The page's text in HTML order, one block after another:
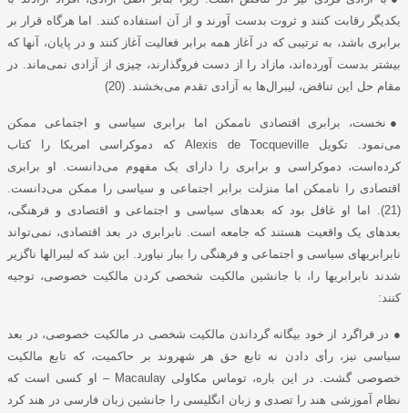
یکدیگر رقابت کنند و ثروت بدست آورند و از آن استفاده کنند. اما هرگاه قرار بر
برابری باشد، به ترتیبی که در آغاز همه برابر فعالیت آغاز کنند و در پایان، آنها که
بیشتر بدست آورده‌اند، مازاد را از دست فروگذارند، چیزی از آزادی نمی‌ماند. در
مقام حل این تناقض، لیبرال‌ها به آزادی تقدم می‌بخشند. (20)
● نخست، برابری اقتصادی ناممکن اما برابری سیاسی و اجتماعی ممکن
می‌نمود. تکویل Alexis de Tocqueville که دموکراسی امریکا را کتاب
کرده‌است، دموکراسی و برابری را دارای یک مفهوم می‌دانست. او برابری
اقتصادی را ناممکن اما منزلت برابر اجتماعی و سیاسی را ممکن می‌دانست
(21). اما او غافل بود که بعدهای سیاسی و اجتماعی و اقتصادی و فرهنگی،
بعدهای یک واقعیت هستند که جامعه است. نابرابری در بعد اقتصادی، نمی‌تواند
نابرابریهای سیاسی و اجتماعی و فرهنگی را ببار نیاورد. این شد که لیبرالها ناگزیر
شدند نابرابریها را، با جانشین مالکیت شخصی کردن مالکیت خصوصی، توجیه
کنند:
● در فراگرد از خود بیگانه گرداندن مالکیت شخصی در مالکیت خصوصی، در بعد
سیاسی نیز، رأی دادن نه تابع حق هر شهروند بر حاکمیت، که تابع مالکیت
خصوصی گشت. در این باره، توماس مکاولیMacaulay – او کسی است که
نظام آموزشی هند را تصدی و زبان انگلیسی را جانشین زبان فارسی در هند کرد